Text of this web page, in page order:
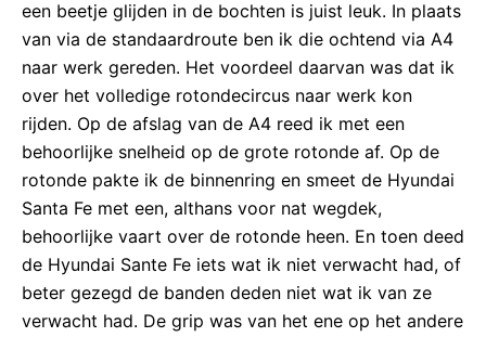
een beetje glijden in de bochten is juist leuk. In plaats
van via de standaardroute ben ik die ochtend via A4
naar werk gereden. Het voordeel daarvan was dat ik
over het volledige rotondecircus naar werk kon
rijden. Op de afslag van de A4 reed ik met een
behoorlijke snelheid op de grote rotonde af. Op de
rotonde pakte ik de binnenring en smeet de Hyundai
Santa Fe met een, althans voor nat wegdek,
behoorlijke vaart over de rotonde heen. En toen deed
de Hyundai Sante Fe iets wat ik niet verwacht had, of
beter gezegd de banden deden niet wat ik van ze
verwacht had. De grip was van het ene op het andere